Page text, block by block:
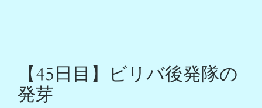
【45日目】ビリバ後発隊の
発芽